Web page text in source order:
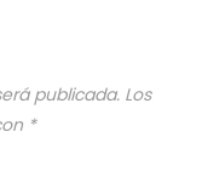
publicada. Los
*